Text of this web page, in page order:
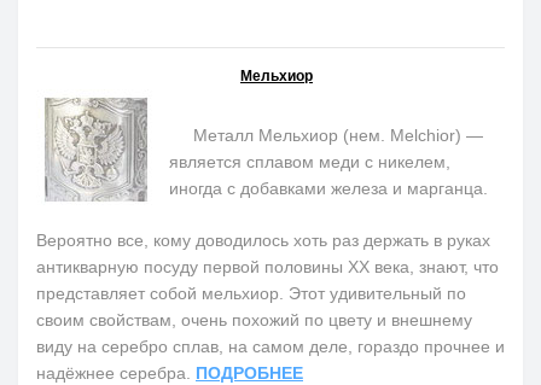
Мельхиор
Металл Мельхиор (нем. Melchior) —
является сплавом меди с никелем,
иногда с добавками железа и марганца.
Вероятно все, кому доводилось хоть раз держать в руках
антикварную посуду первой половины ХХ века, знают, что
представляет собой мельхиор. Этот удивительный по
своим свойствам, очень похожий по цвету и внешнему
виду на серебро сплав, на самом деле, гораздо прочнее и
надёжнее серебра. ПОДРОБНЕЕ